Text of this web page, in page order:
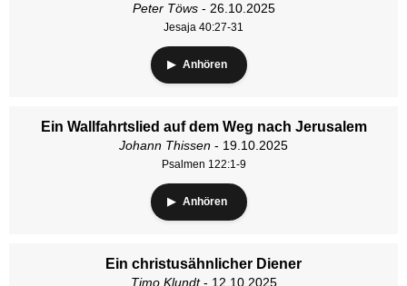
Peter Töws- 26.10.2025
Jesaja 40:27-31
Anhören
Ein Wallfahrtslied auf dem Weg nach Jerusalem
Johann Thissen - 19.10.2025
Psalmen 122:1-9
Anhören
Ein christusähnlicher Diener
Timo Klundt- 12.10.2025